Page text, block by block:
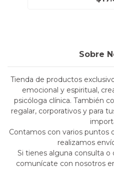
Sobre
Tienda de productos
emocional y espiritual,
psicóloga clínica. También
regalar, corporativos y para
Contamos con varios puntos
realizamos
Si tienes alguna consulta o
comunícate con nosotros